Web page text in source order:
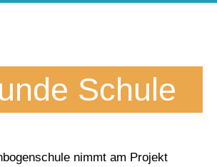
Schule
nimmt am Projekt